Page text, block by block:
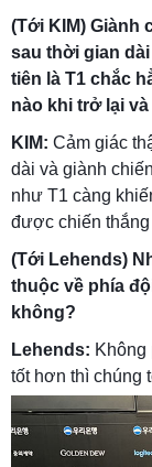
(Tới KIM) Giành
sau thời gian
tiên là T1 chắc
nào khi trở lại
KIM: Cảm giác
dài và giành
như T1 càng
được chiến thắng
(Tới Lehends)
thuộc về phía
không?
Lehends: Không
tốt hơn thì chúng